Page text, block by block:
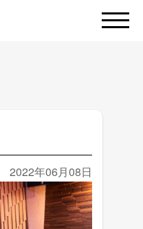
2022年06月08日